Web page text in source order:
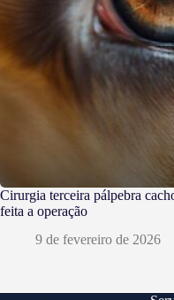
Cirurgia terceira pálpebra
feita a operação
9 de fevereiro de 2026